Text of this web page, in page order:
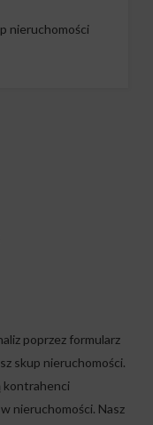
nieruchomości
poprzez formularz
skup nieruchomości.
kontrahenci
nieruchomości. Nasz